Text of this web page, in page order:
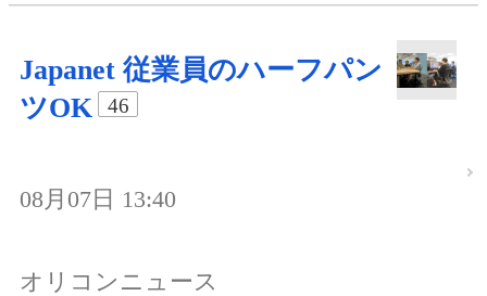
Japanet 従業員のハーフパン
ツOK
46
08月07日 13:40
オリコンニュース